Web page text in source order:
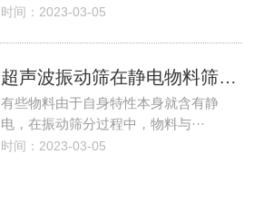
时间：2023-03-05
超声波振动筛在静电物料筛分的优势
有些物料由于自身特性本身就含有静
电，在振动筛分过程中，物料与···
时间：2023-03-05